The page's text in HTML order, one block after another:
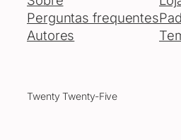
Perguntas frequentes
Autores
Twenty Twenty-Five